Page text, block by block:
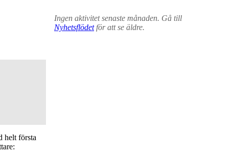
helt första
Ingen aktivitet senaste månaden. Gå till
Nyhetsflödetför att se äldre.